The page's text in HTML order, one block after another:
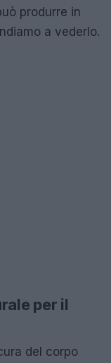
produrre in
a vederlo.
per il
del corpo